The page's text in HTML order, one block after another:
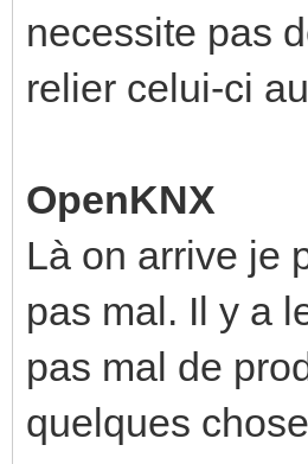
necessite pas
relier celui-ci
OpenKNX
Là on arrive je
pas mal. Il y a
pas mal de
quelques